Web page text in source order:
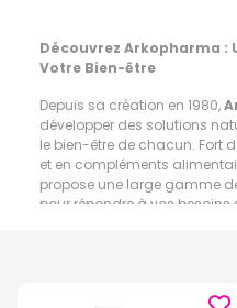
Découvrez Arkopharma :
Votre Bien-être
Depuis sa création en 1980,
développer des solutions
le bien-être de chacun. Fort
et en compléments
propose une large gamme
pour répondre à vos besoins
compléments alimentaires